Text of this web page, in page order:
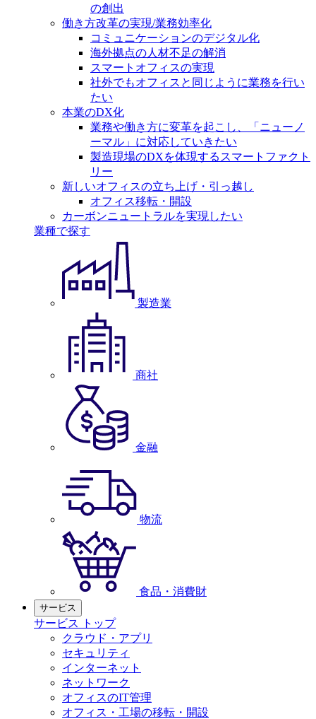
の創出
働き方改革の実現/業務効率化
コミュニケーションのデジタル化
海外拠点の人材不足の解消
スマートオフィスの実現
社外でもオフィスと同じように業務を行い
たい
本業のDX化
業務や働き方に変革を起こし、「ニューノ
ーマル」に対応していきたい
製造現場のDXを体現するスマートファクト
リー
新しいオフィスの立ち上げ・引っ越し
オフィス移転・開設
カーボンニュートラルを実現したい
業種で探す
製造業
商社
金融
物流
食品・消費財
サービス
サービス トップ
クラウド・アプリ
セキュリティ
インターネット
ネットワーク
オフィスのIT管理
オフィス・工場の移転・開設